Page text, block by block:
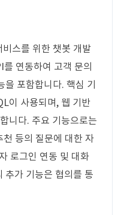
스를 위한 챗봇 개발
연동하여 고객 문의
포함합니다. 핵심 기
이 사용되며, 웹 기반
니다. 주요 기능으로는
등의 질문에 대한 자
로그인 연동 및 대화
추가 기능은 협의를 통